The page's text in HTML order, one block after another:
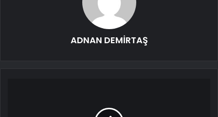
ADNAN DEMİRTAŞ